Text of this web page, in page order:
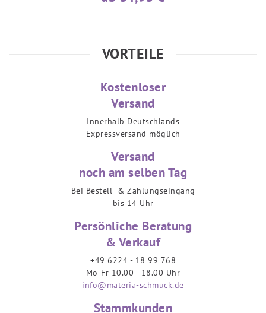
VORTEILE
Kostenloser
Versand
Innerhalb Deutschlands
Expressversand möglich
Versand
noch am selben Tag
Bei Bestell- & Zahlungseingang
bis 14 Uhr
Persönliche Beratung
& Verkauf
+49 6224 - 18 99 768
Mo-Fr 10.00 - 18.00 Uhr
info@materia-schmuck.de
Stammkunden